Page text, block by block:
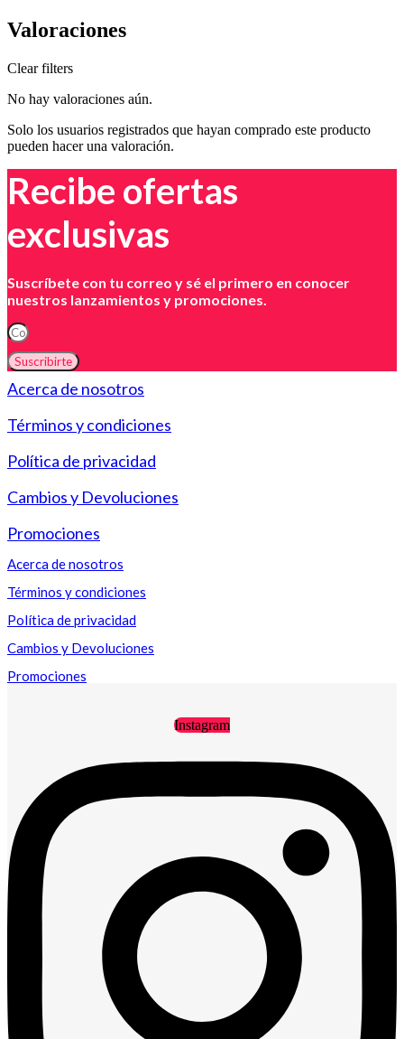
Valoraciones
Clear filters
No hay valoraciones aún.
Solo los usuarios registrados que hayan comprado este producto
pueden hacer una valoración.
Recibe ofertas
exclusivas
Suscríbete con tu correo y sé el primero en conocer
nuestros lanzamientos y promociones.
Suscribirte
Acerca de nosotros
Términos y condiciones
Política de privacidad
Cambios y Devoluciones
Promociones
Acerca de nosotros
Términos y condiciones
Política de privacidad
Cambios y Devoluciones
Promociones
Instagram